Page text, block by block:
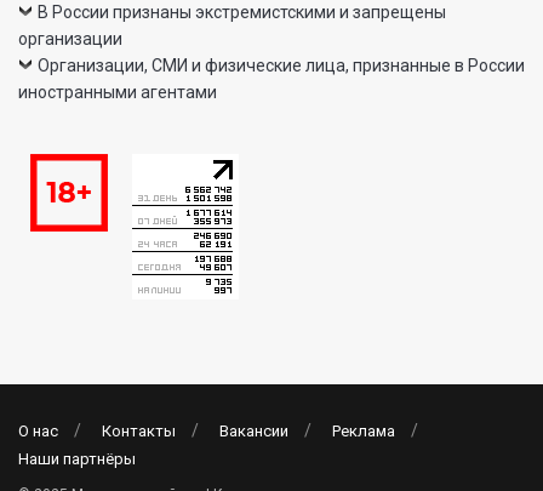
В России признаны экстремистскими и запрещены
организации
Организации, СМИ и физические лица, признанные в России
иностранными агентами
О нас Контакты Вакансии
Реклама
Наши партнёры